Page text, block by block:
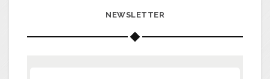
NEWSLETTER